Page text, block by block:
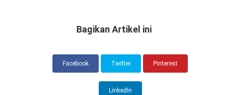
Bagikan Artikel ini
Facebook Twitter Pinterest
LinkedIn